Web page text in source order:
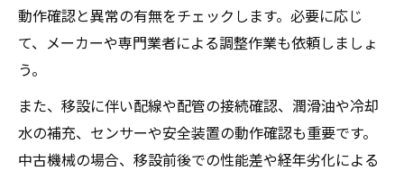
動作確認と異常の有無をチェックします。必要に応じ
て、メーカーや専門業者による調整作業も依頼しましょ
う。
また、移設に伴い配線や配管の接続確認、潤滑油や冷却
水の補充、センサーや安全装置の動作確認も重要です。
中古機械の場合、移設前後での性能差や経年劣化による